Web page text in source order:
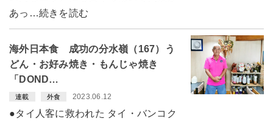
あっ…続きを読む
海外日本食 成功の分水嶺（167）う
どん・お好み焼き・もんじゃ焼き
「DOND…
連載 外食 2023.06.12
●タイ人客に救われた タイ・バンコク